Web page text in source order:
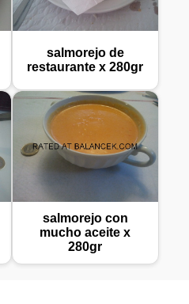
salmorejo de
restaurante x 280gr
salmorejo con
mucho aceite x
280gr